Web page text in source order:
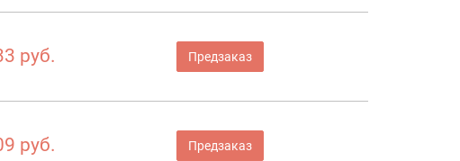
руб. Предзаказ
руб. Предзаказ